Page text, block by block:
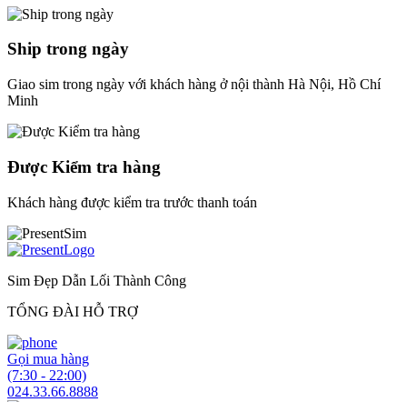
Ship trong ngày
Giao sim trong ngày với khách hàng ở nội thành Hà Nội, Hồ Chí
Minh
Được Kiểm tra hàng
Khách hàng được kiểm tra trước thanh toán
Sim Đẹp Dẫn Lối Thành Công
TỔNG ĐÀI HỖ TRỢ
Gọi mua hàng
(7:30 - 22:00)
024.33.66.8888